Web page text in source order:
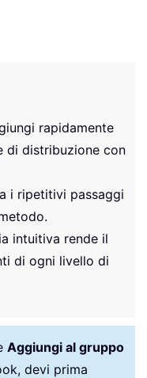
rapidamente
di distribuzione con
i ripetitivi passaggi
intuitiva rende il
di ogni livello di
Aggiungi al gruppo
devi prima